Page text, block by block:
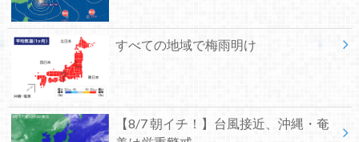
すべての地域で梅雨明け
【8/7 朝イチ！】台風接近、沖縄・奄